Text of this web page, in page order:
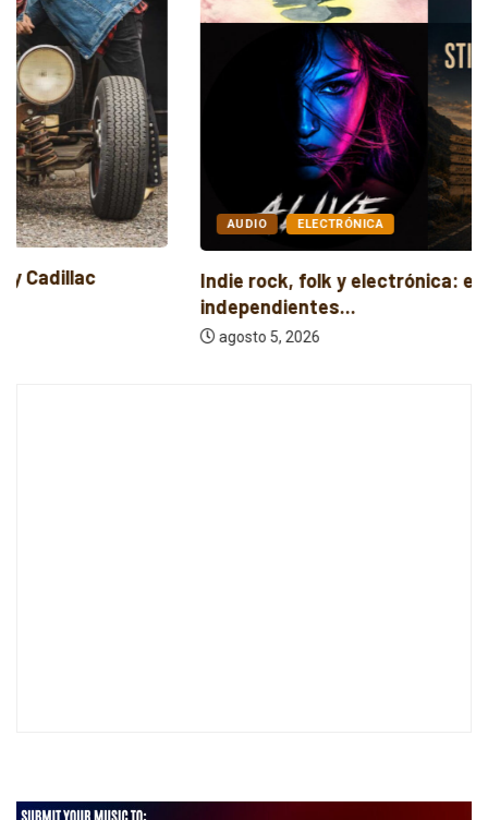
AUDIO ELECTRÓNICA
Indie rock, folk y electrónica: estrenos